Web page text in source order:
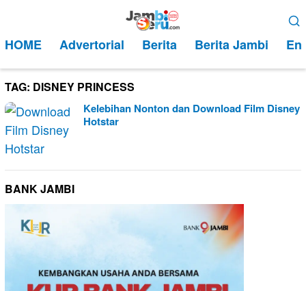
kontenMobile
HOME Advertorial Berita Berita Jambi
TAG: DISNEY PRINCESS
Kelebihan Nonton dan Download Film Disney
Hotstar
BANK JAMBI